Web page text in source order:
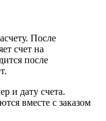
После
счет на
после
и дату счета.
вместе с заказом